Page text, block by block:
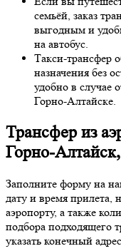
семьёй, заказ
выгодным и
на автобус.
Такси-трансфер
назначения без
удобно в случае
Горно-Алтайске.
Трансфер из
Горно-
Заполните форму на
дату и время прилета,
аэропорту, а также
подбора подходящего
указать конечный